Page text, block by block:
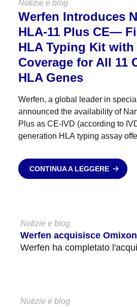
Notizie e blog
Werfen Introduces
HLA-11 Plus CE—
HLA Typing Kit with
Coverage for All 11
HLA Genes
Werfen, a global leader in
announced the availability of
Plus as CE-IVD (according to
generation HLA typing assay
classical HLA genes....
CONTINUA A LEGGERE
Notizie e blog
Werfen acquisisce Omixon
Werfen ha completato
Notizie e blog